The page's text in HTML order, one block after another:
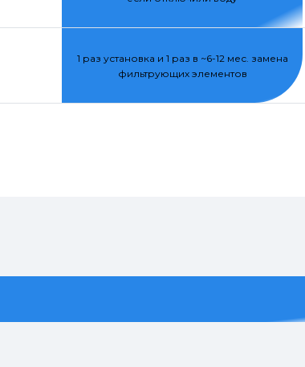
1 раз установка и 1 раз в ~6-12 мес. замена
фильтрующих элементов